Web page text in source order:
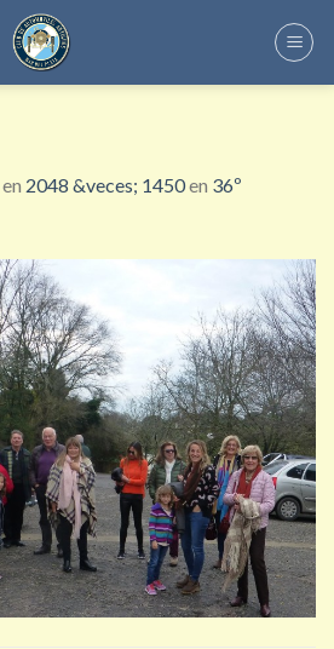
en 2048 &veces; 1450en 36º